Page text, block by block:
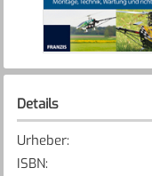
Details
Urheber:
ISBN: